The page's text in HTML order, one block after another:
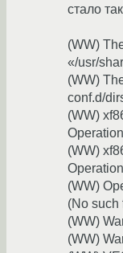
стало
(WW)
«/usr/
(WW)
conf.d/
(WW)
(WW)
(WW)
(No such
(WW)
(WW)